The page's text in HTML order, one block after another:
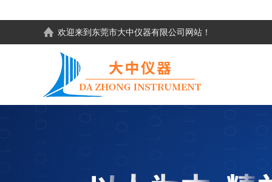
欢迎来到东莞市大中仪器有限公司网站！